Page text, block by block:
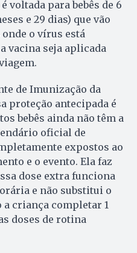
voltada para bebês de 6
e 29 dias) que vão
o vírus está
vacina seja aplicada
de Imunização da
proteção antecipada é
bebês ainda não têm a
oficial de
expostos ao
e o evento. Ela faz
dose extra funciona
e não substitui o
a criança completar 1
doses de rotina